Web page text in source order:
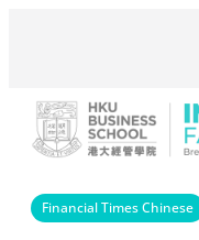
Financial Times Chinese